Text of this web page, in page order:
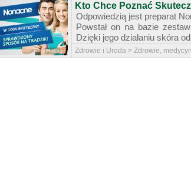
Kto Chce Poznać
Odpowiedzią jest preparat
Powstał on na bazie
Dzięki jego działaniu skóra
Zdrowie i Uroda > Zdrowie,